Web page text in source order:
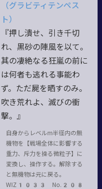
（グラビティテンペス
ト）
『押し潰せ、引き千切
れ、黒砂の陣風を以て。
其の凄絶なる狂嵐の前に
は何者も逃れる事能わ
ず。ただ屍を晒すのみ。
吹き荒れよ、滅びの衝
撃。』
自身からレベルm半径内の無
機物を【戦場全体に影響する
重力、斥力を操る微粒子】に
変換し、操作する。解除する
と無機物は元に戻る。
WIZ1033 No.208